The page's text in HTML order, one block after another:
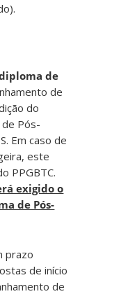
de
de
do
Pós-
Em caso de
este
PPGBTC.
exigido o
de Pós-
prazo
de início
de